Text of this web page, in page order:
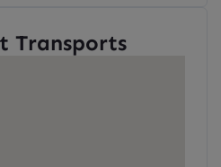
Transports